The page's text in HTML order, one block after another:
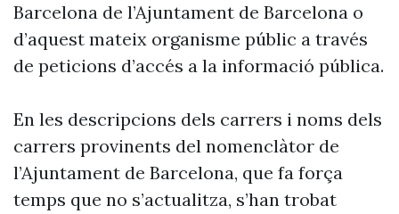
Barcelona de l’Ajuntament de Barcelona o
d’aquest mateix organisme públic a través
de peticions d’accés a la informació pública.
En les descripcions dels carrers i noms dels
carrers provinents del nomenclàtor de
l’Ajuntament de Barcelona, que fa força
temps que no s’actualitza, s’han trobat